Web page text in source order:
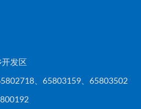
发区
、65803159、65803502